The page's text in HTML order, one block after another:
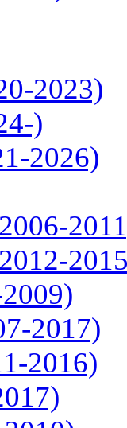
2023)
)
2026)
2017)
2016)